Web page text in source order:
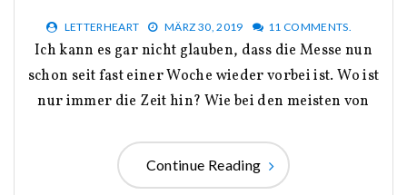
LETTERHEART MÄRZ 30, 2019 11 COMMENTS.
Ich kann es gar nicht glauben, dass die Messe nun
schon seit fast einer Woche wieder vorbei ist. Wo ist
nur immer die Zeit hin? Wie bei den meisten von
Continue Reading